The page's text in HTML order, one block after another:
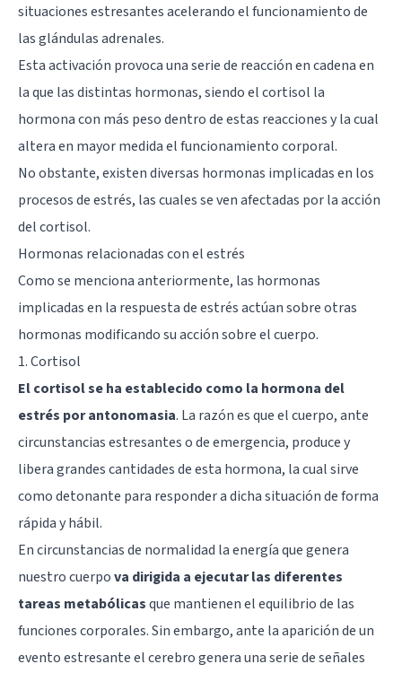
situaciones estresantes acelerando el funcionamiento de
las glándulas adrenales.
Esta activación provoca una serie de reacción en cadena en
la que las distintas hormonas, siendoel cortisol la
hormona con más peso dentro de estas reacciones y la cual
altera en mayor medida el funcionamiento corporal.
No obstante, existen diversas hormonas implicadas en los
procesos de estrés, las cuales se ven afectadas por la acción
del cortisol.
Hormonas relacionadas con el estrés
Como se menciona anteriormente, las hormonas
implicadas en la respuesta de estrés actúan sobre otras
hormonas modificando su acción sobre el cuerpo.
1. Cortisol
El cortisol se ha establecido como la hormona del
estrés por antonomasia. La razón es que el cuerpo, ante
circunstancias estresantes o de emergencia, produce y
libera grandes cantidades de esta hormona, la cual sirve
como detonante para responder a dicha situación de forma
rápida y hábil.
En circunstancias de normalidad la energía que genera
nuestro cuerpova dirigida a ejecutar las diferentes
tareas metabólicasque mantienen el equilibrio de las
funciones corporales. Sin embargo, ante la aparición de un
evento estresante el cerebro genera una serie de señales